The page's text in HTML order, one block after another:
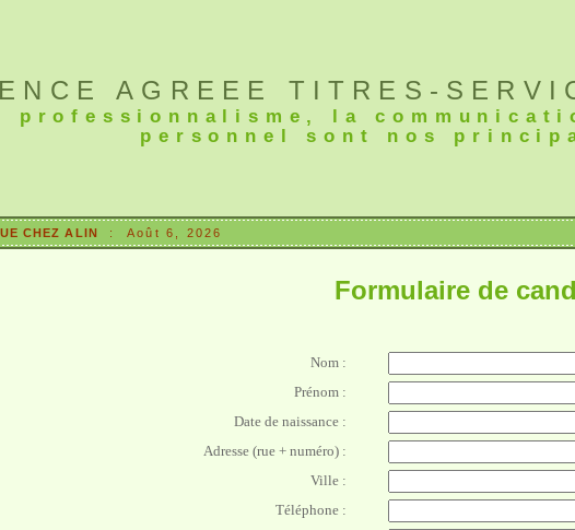
AGREEE TITRES-
professionnalisme, la
personnel sont nos
CHEZ ALIN : Août 6, 2026
Formulaire de
Nom :
Prénom :
Date de naissance :
Adresse (rue + numéro) :
Ville :
Téléphone :